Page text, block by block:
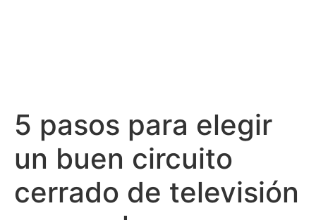
5 pasos para elegir
un buen circuito
cerrado de televisión